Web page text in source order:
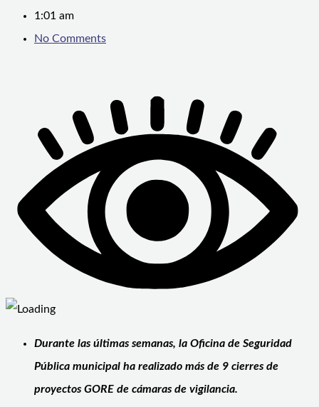
1:01 am
No Comments
Durante las últimas semanas, la Oficina de Seguridad
Pública municipal ha realizado más de 9 cierres de
proyectos GORE de cámaras de vigilancia.